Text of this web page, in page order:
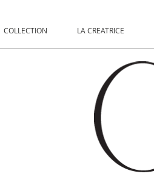
COLLECTION LA CREATRICE